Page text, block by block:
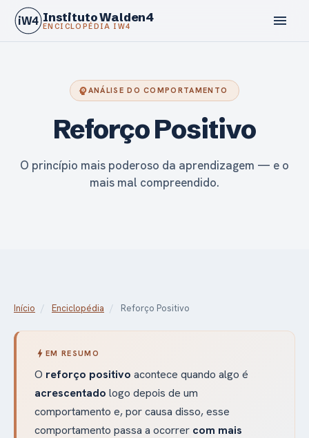
iW4 Instituto Walden4
ENCICLOPÉDIA IW4 menu
calendar_today
psychologyANÁLISE DO COMPORTAMENTO
Reforço Positivo
O princípio mais poderoso da aprendizagem — e o
mais mal compreendido.
Início / Enciclopédia / Reforço Positivo
bolt EM RESUMO
O reforço positivo acontece quando algo é
acrescentado logo depois de um
comportamento e, por causa disso, esse
comportamento passa a ocorrer com mais